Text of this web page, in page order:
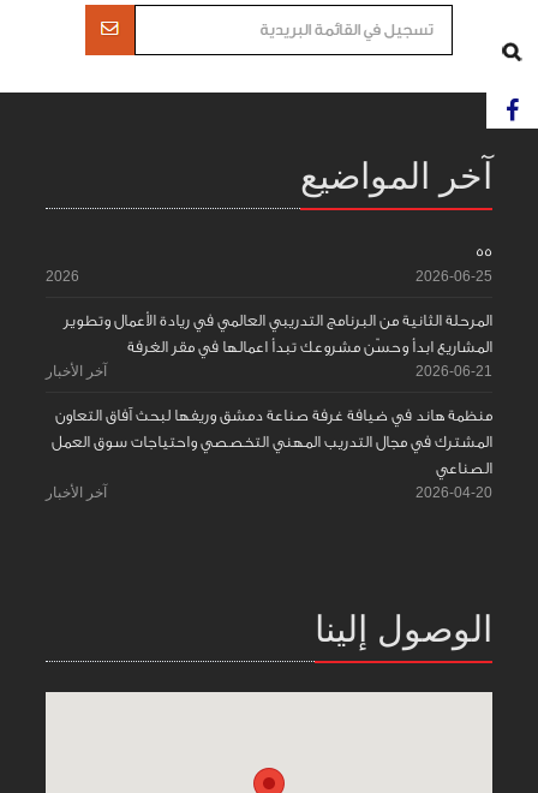
آخر المواضيع
55
2026-06-25
2026
المرحلة الثانية من البرنامج التدريبي العالمي في ريادة الأعمال وتطوير
المشاريع ابدأ وحسّن مشروعك تبدأ اعمالها في مقر الغرفة
2026-06-21 آخر الأخبار
منظمة هاند في ضيافة غرفة صناعة دمشق وريفها لبحث آفاق التعاون
المشترك في مجال التدريب المهني التخصصي واحتياجات سوق العمل
الصناعي
2026-04-20 آخر الأخبار
الوصول إلينا